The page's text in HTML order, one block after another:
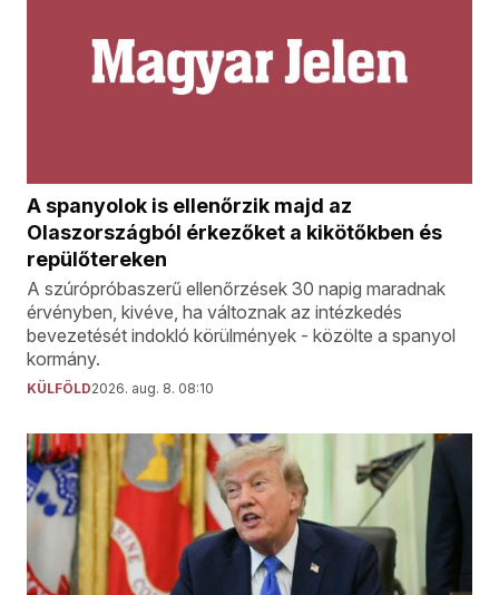
A spanyolok is ellenőrzik majd az
Olaszországból érkezőket a kikötőkben és
repülőtereken
A szúrópróbaszerű ellenőrzések 30 napig maradnak
érvényben, kivéve, ha változnak az intézkedés
bevezetését indokló körülmények - közölte a spanyol
kormány.
KÜLFÖLD2026. aug. 8. 08:10